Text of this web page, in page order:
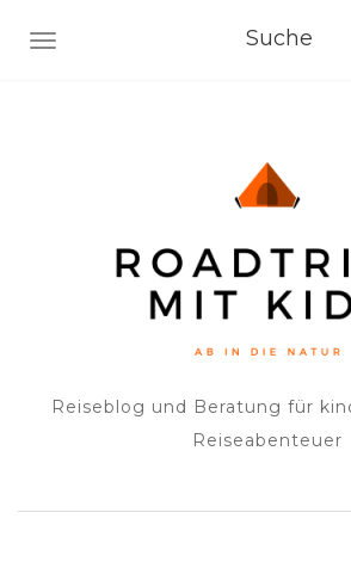
NAVIGATION EIN-/AUSSCHALTEN
Reiseblog und Beratung für
Reiseabenteuer